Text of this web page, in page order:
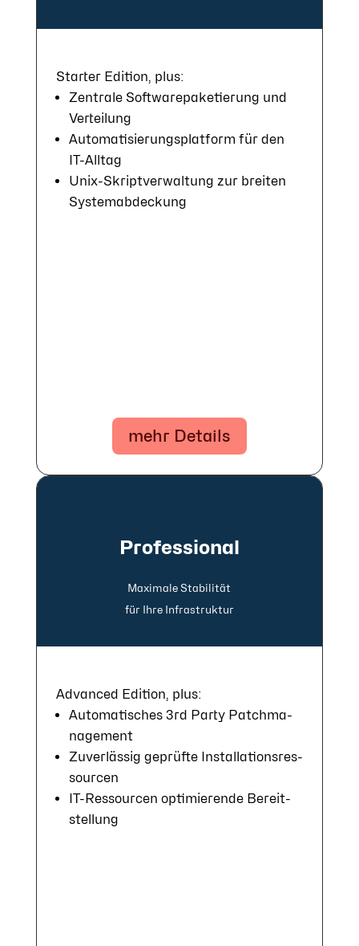
Star­ter Edit­ion, plus:
Zen­tra­le Soft­ware­pa­ke­tie­rung und
Ver­tei­lung
Auto­mati­sie­rungs­plat­form für den
IT-All­tag
Unix-Skript­ver­wal­tung zur brei­ten
Sys­tem­ab­deck­ung
mehr Details
Professional
Maxi­male Stabi­lität
für Ihre In­fra­struk­tur
Advanced Edition, plus:
Auto­mati­sches 3rd Party Patch­ma­
nage­ment
Zuver­lässig ge­prüf­te In­stal­la­tions­res­
sour­cen
IT-Ressour­cen op­ti­mie­ren­de Be­reit­
stel­lung